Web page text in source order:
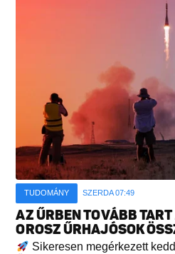
TUDOMÁNY SZERDA 07:49
AZ ŰRBEN TOVÁBB
OROSZ ŰRHAJÓSOK
Sikeresen megérkezett